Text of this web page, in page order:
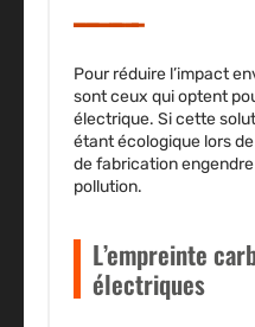
Pour réduire l’impact
sont ceux qui optent
électrique. Si cette
étant écologique lors
de fabrication
pollution.
L’empreinte
électriques